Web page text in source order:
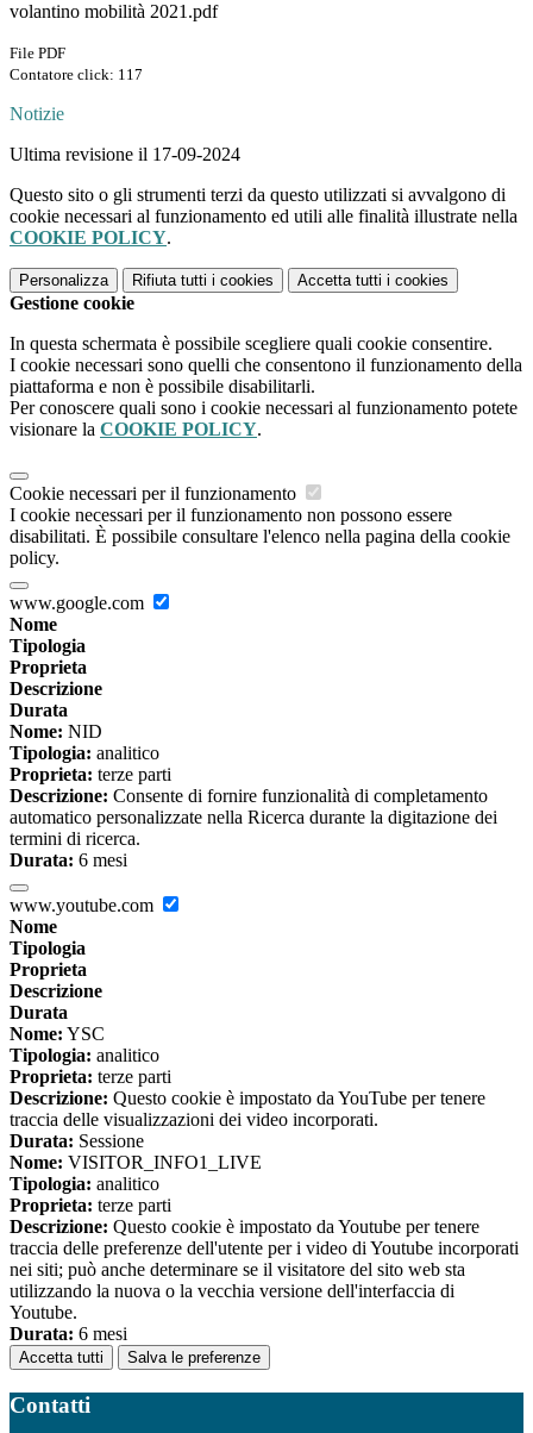
volantino mobilità 2021.pdf
File PDF
Contatore click: 117
Notizie
Ultima revisione il 17-09-2024
Questo sito o gli strumenti terzi da questo utilizzati si avvalgono di
cookie necessari al funzionamento ed utili alle finalità illustrate nella
COOKIE POLICY.
Personalizza Rifiuta tutti i cookies Accetta tutti i cookies
Gestione cookie
In questa schermata è possibile scegliere quali cookie consentire.
I cookie necessari sono quelli che consentono il funzionamento della
piattaforma e non è possibile disabilitarli.
Per conoscere quali sono i cookie necessari al funzionamento potete
visionare la COOKIE POLICY.
Cookie necessari per il funzionamento
I cookie necessari per il funzionamento non possono essere
disabilitati. È possibile consultare l'elenco nella pagina della cookie
policy.
www.google.com
Nome
Tipologia
Proprieta
Descrizione
Durata
Nome: NID
Tipologia: analitico
Proprieta: terze parti
Descrizione: Consente di fornire funzionalità di completamento
automatico personalizzate nella Ricerca durante la digitazione dei
termini di ricerca.
Durata: 6 mesi
www.youtube.com
Nome
Tipologia
Proprieta
Descrizione
Durata
Nome: YSC
Tipologia: analitico
Proprieta: terze parti
Descrizione: Questo cookie è impostato da YouTube per tenere
traccia delle visualizzazioni dei video incorporati.
Durata: Sessione
Nome: VISITOR_INFO1_LIVE
Tipologia: analitico
Proprieta: terze parti
Descrizione: Questo cookie è impostato da Youtube per tenere
traccia delle preferenze dell'utente per i video di Youtube incorporati
nei siti; può anche determinare se il visitatore del sito web sta
utilizzando la nuova o la vecchia versione dell'interfaccia di
Youtube.
Durata: 6 mesi
Accetta tutti Salva le preferenze
Contatti